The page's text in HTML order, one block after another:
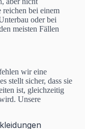
bei einem
oder bei
meisten Fällen
wir eine
stellt sicher, dass sie
ist, gleichzeitig
Unsere